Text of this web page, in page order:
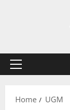
Primary
Home
UGM